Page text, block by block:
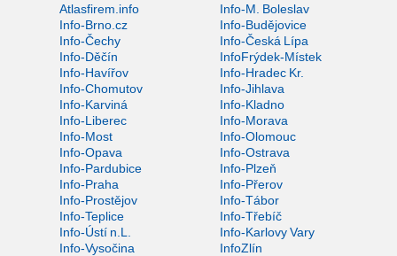
Atlasfirem.info
Info-M. Boleslav
Info-Brno.cz
Info-Budějovice
Info-Čechy
Info-Česká Lípa
Info-Děčín
InfoFrýdek-Místek
Info-Havířov
Info-Hradec Kr.
Info-Chomutov
Info-Jihlava
Info-Karviná
Info-Kladno
Info-Liberec
Info-Morava
Info-Most
Info-Olomouc
Info-Opava
Info-Ostrava
Info-Pardubice
Info-Plzeň
Info-Praha
Info-Přerov
Info-Prostějov
Info-Tábor
Info-Teplice
Info-Třebíč
Info-Ústí n.L.
Info-Karlovy Vary
Info-Vysočina
InfoZlín